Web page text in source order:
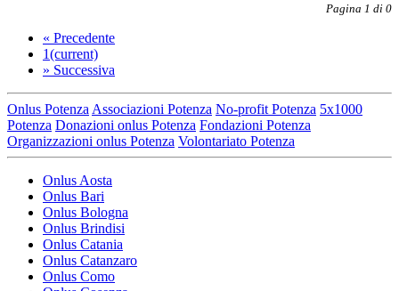
Pagina 1 di 0
« Precedente
1(current)
» Successiva
Onlus Potenza Associazioni Potenza No-profit Potenza 5x1000
Potenza Donazioni onlus Potenza Fondazioni Potenza
Organizzazioni onlus Potenza Volontariato Potenza
Onlus Aosta
Onlus Bari
Onlus Bologna
Onlus Brindisi
Onlus Catania
Onlus Catanzaro
Onlus Como